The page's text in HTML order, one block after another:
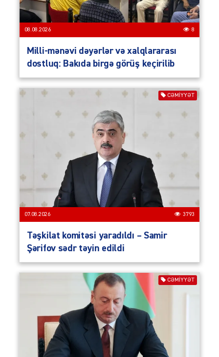
08.08.2026 8
Milli-mənəvi dəyərlər və xalqlararası
dostluq: Bakıda birgə görüş keçirilib
CƏMIYYƏT
07.08.2026 3793
Təşkilat komitəsi yaradıldı – Samir
Şərifov sədr təyin edildi
CƏMIYYƏT